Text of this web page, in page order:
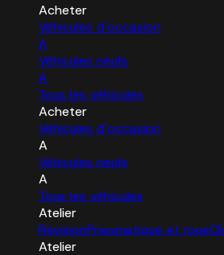
Acheter
Véhicules d'occasion
A
Véhicules neufs
A
Tous les véhicules
Acheter
Véhicules d'occasion
A
Véhicules neufs
A
Tous les véhicules
Atelier
RévisionPneumatique et roue
Atelier